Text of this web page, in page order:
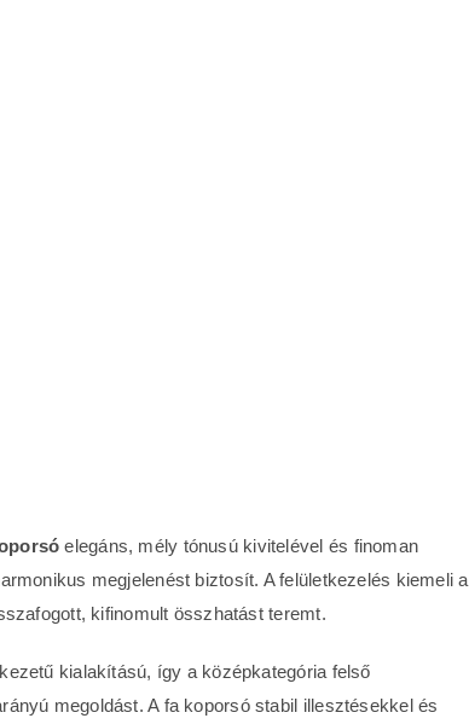
elegáns, mély tónusú kivitelével és finoman
megjelenést biztosít. A felületkezelés kiemeli a
kifinomult összhatást teremt.
kialakítású, így a középkategória felső
megoldást. A fa koporsó stabil illesztésekkel és